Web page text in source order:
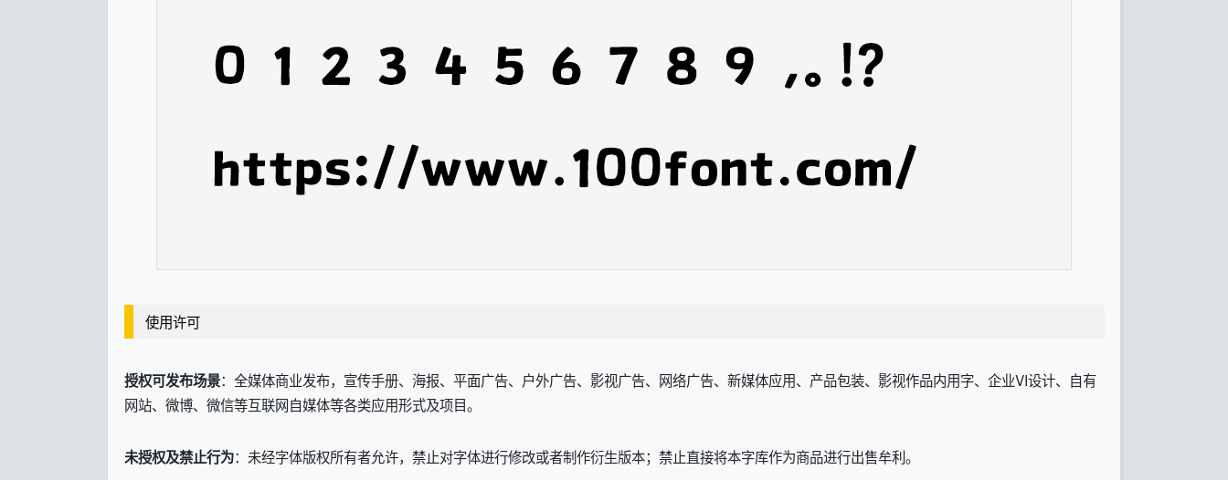
使用许可
授权可发布场景：全媒体商业发布，宣传手册、海报、平面广告、户外广告、影视广告、网络广告、新媒体应用、产品包装、影视作品内用字、企业VI设计、自有
网站、微博、微信等互联网自媒体等各类应用形式及项目。
未授权及禁止行为：未经字体版权所有者允许，禁止对字体进行修改或者制作衍生版本；禁止直接将本字库作为商品进行出售牟利。